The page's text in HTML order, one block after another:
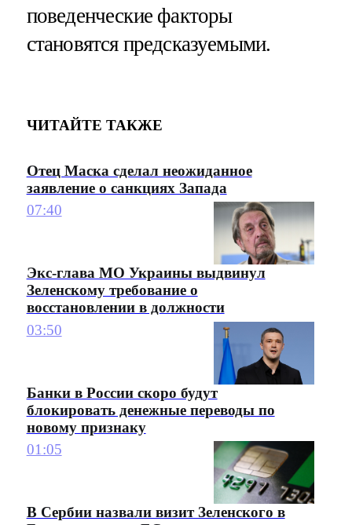
поведенческие факторы
становятся предсказуемыми.
ЧИТАЙТЕ ТАКЖЕ
Отец Маска сделал неожиданное
заявление о санкциях Запада
07:40
Экс-глава МО Украины выдвинул
Зеленскому требование о
восстановлении в должности
03:50
Банки в России скоро будут
блокировать денежные переводы по
новому признаку
01:05
В Сербии назвали визит Зеленского в